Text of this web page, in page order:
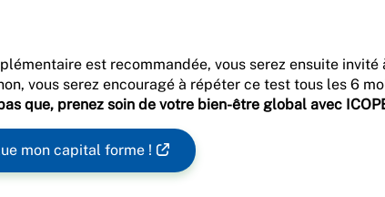
est recommandée, vous serez ensuite invité
vous serez encouragé à répéter ce test tous les 6
que, prenez soin de votre bien-être global avec
mon capital forme !